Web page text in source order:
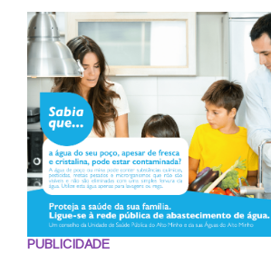
PUBLICIDADE